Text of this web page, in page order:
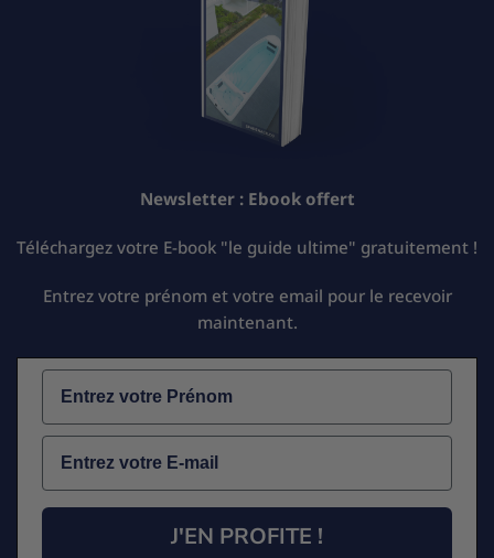
Newsletter : Ebook offert
Téléchargez votre E-book "le guide ultime" gratuitement !
Entrez votre prénom et votre email pour le recevoir
maintenant.
Name
Email
J'EN PROFITE !